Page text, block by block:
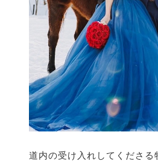
道内の受け入れしてくださる